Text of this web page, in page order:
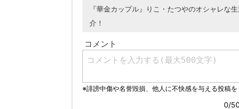
『華金カップル』りこ・たつやのオシャレな
介！